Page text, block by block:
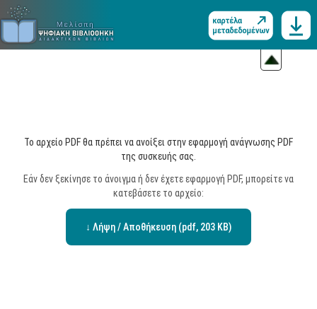
Το αρχείο PDF θα πρέπει να ανοίξει στην εφαρμογή ανάγνωσης PDF
της συσκευής σας.
Εάν δεν ξεκίνησε το άνοιγμα ή δεν έχετε εφαρμογή PDF, μπορείτε να
κατεβάσετε το αρχείο:
↓ Λήψη / Αποθήκευση (pdf, 203 KB)